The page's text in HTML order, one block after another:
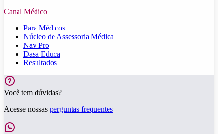
Canal Médico
Para Médicos
Núcleo de Assessoria Médica
Nav Pro
Dasa Educa
Resultados
Você tem dúvidas?
Acesse nossas perguntas frequentes